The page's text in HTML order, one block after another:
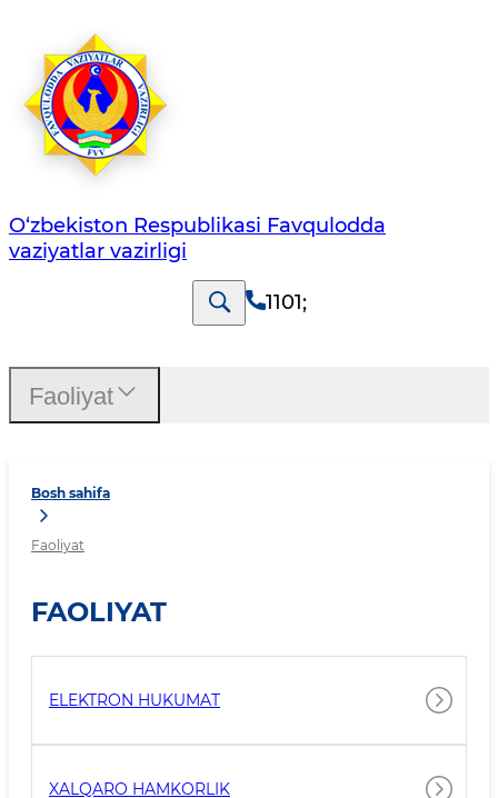
O‘zbеkistоn Rеspublikаsi Favqulodda
vaziyatlar vazirligi
1101;
Bosh sahifa
Faoliyat
FAOLIYAT
ELEKTRON HUKUMAT
XALQARO HAMKORLIK
Faoliyat